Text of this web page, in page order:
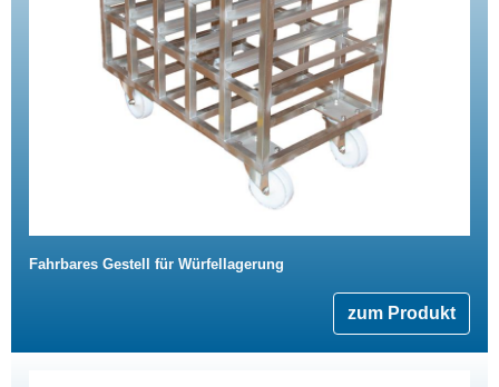
Fahrbares Gestell für Würfellagerung
zum Produkt